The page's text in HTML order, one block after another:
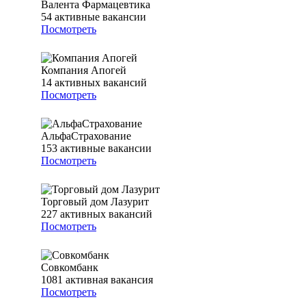
Валента Фармацевтика
54 активные вакансии
Посмотреть
Компания Апогей
14 активных вакансий
Посмотреть
АльфаСтрахование
153 активные вакансии
Посмотреть
Торговый дом Лазурит
227 активных вакансий
Посмотреть
Совкомбанк
1081 активная вакансия
Посмотреть